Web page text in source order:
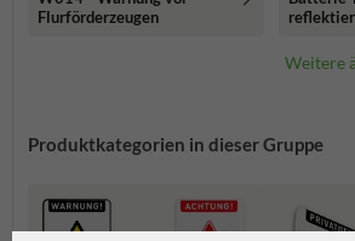
Flurförderzeugen
Weitere
Produktkategorien in dieser Gruppe